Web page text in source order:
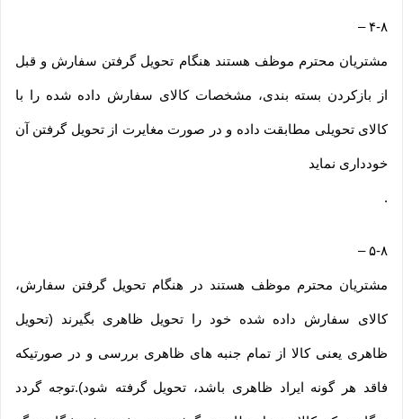
۴-۸–
مشتریان محترم موظف هستند هنگام تحویل گرفتن سفارش و قبل
از بازکردن بسته بندی، مشخصات کالای سفارش داده شده را با
کالای تحویلی مطابقت داده و در صورت مغایرت از تحویل گرفتن آن
خودداری نماید
.
۵-۸–
مشتریان محترم موظف هستند در هنگام تحویل گرفتن سفارش،
کالای سفارش داده شده خود را تحویل ظاهری بگیرند (تحویل
ظاهری یعنی کالا از تمام جنبه های ظاهری بررسی و در صورتیکه
فاقد هر گونه ایراد ظاهری باشد، تحویل گرفته شود).توجه گردد